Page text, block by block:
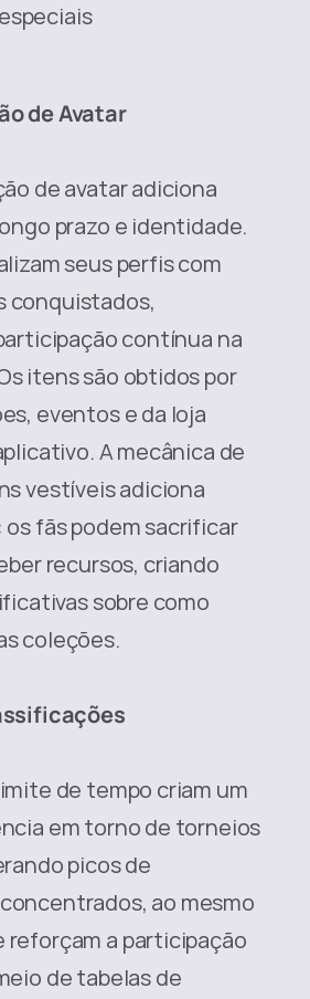
de Avatar
de avatar adiciona
prazo e identidade.
seus perfis com
conquistados,
contínua na
itens são obtidos por
eventos e da loja
A mecânica de
vestíveis adiciona
fãs podem sacrificar
recursos, criando
sobre como
coleções.
de tempo criam um
em torno de torneios
picos de
ao mesmo
reforçam a participação
de tabelas de